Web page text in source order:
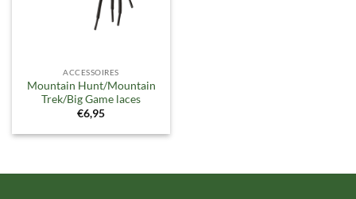
ACCESSOIRES
Mountain Hunt/Mountain
Trek/Big Game laces
€6,95